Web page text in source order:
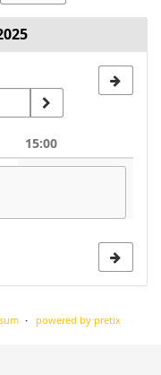
15:00
powered by pretix